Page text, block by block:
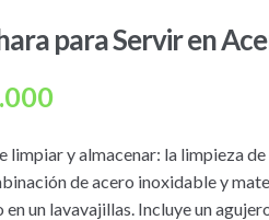
para Servir en
limpiar y almacenar: la limpieza
de acero inoxidable y
en un lavavajillas. Incluye un